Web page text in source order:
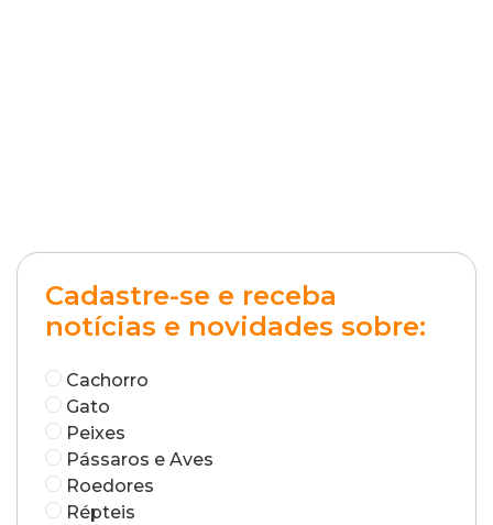
Cadastre-se e receba
notícias e novidades sobre:
Cachorro
Gato
Peixes
Pássaros e Aves
Roedores
Répteis